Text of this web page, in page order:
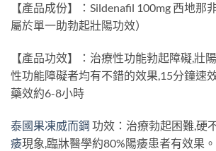
【產品成份】：Sildenafil 100mg 西地那
屬於單一助勃起壯陽功效）
【產品功效】：治療性功能勃起障礙,壯
性功能障礙者均有不錯的效果,15分鐘速
藥效約6-8小時
泰國果凍威而鋼 功效：治療勃起困難,硬
痿現象,臨牀醫學約80%陽痿患者有效果。